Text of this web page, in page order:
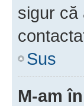
sigur că
Sus
M-am